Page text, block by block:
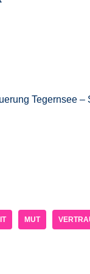
Tegernsee –
MUT